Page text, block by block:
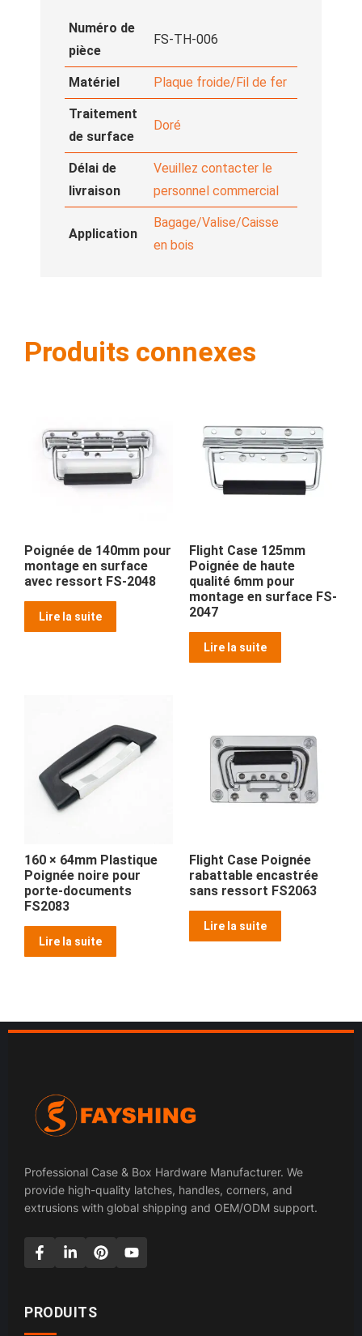
Numéro de
pièce
FS-TH-006
Matériel Plaque froide/Fil de fer
Traitement
de surface
Doré
Délai de
livraison
Veuillez contacter le
personnel commercial
Application
Bagage/Valise/Caisse
en bois
Produits connexes
Poignée de 140mm pour
montage en surface
avec ressort FS-2048
Lire la suite
Flight Case 125mm
Poignée de haute
qualité 6mm pour
montage en surface FS-
2047
Lire la suite
160 × 64mm Plastique
Poignée noire pour
porte-documents
FS2083
Lire la suite
Flight Case Poignée
rabattable encastrée
sans ressort FS2063
Lire la suite
Professional Case & Box Hardware Manufacturer. We
provide high-quality latches, handles, corners, and
extrusions with global shipping and OEM/ODM support.
PRODUITS